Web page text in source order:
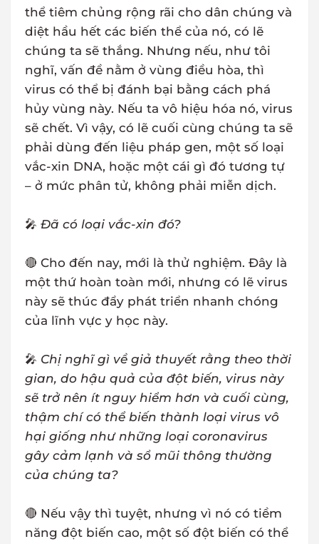
thể tiêm chủng rộng rãi cho dân chúng và
diệt hầu hết các biến thể của nó, có lẽ
chúng ta sẽ thắng. Nhưng nếu, như tôi
nghĩ, vấn đề nằm ở vùng điều hòa, thì
virus có thể bị đánh bại bằng cách phá
hủy vùng này. Nếu ta vô hiệu hóa nó, virus
sẽ chết. Vì vậy, có lẽ cuối cùng chúng ta sẽ
phải dùng đến liệu pháp gen, một số loại
vắc-xin DNA, hoặc một cái gì đó tương tự
– ở mức phân tử, không phải miễn dịch.
🎤 Đã có loại vắc-xin đó?
🔴 Cho đến nay, mới là thử nghiệm. Đây là
một thứ hoàn toàn mới, nhưng có lẽ virus
này sẽ thúc đẩy phát triển nhanh chóng
của lĩnh vực y học này.
🎤 Chị nghĩ gì về giả thuyết rằng theo thời
gian, do hậu quả của đột biến, virus này
sẽ trở nên ít nguy hiểm hơn và cuối cùng,
thậm chí có thể biến thành loại virus vô
hại giống như những loại coronavirus
gây cảm lạnh và sổ mũi thông thường
của chúng ta?
🔴 Nếu vậy thì tuyệt, nhưng vì nó có tiềm
năng đột biến cao, một số đột biến có thể